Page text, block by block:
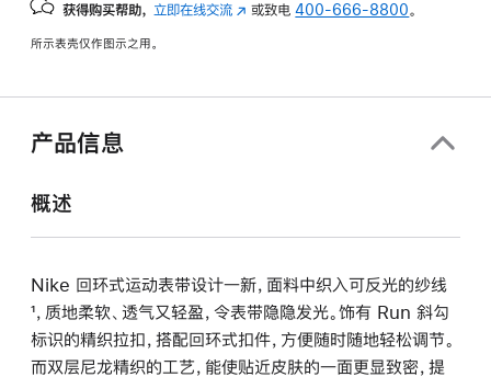
获得购买帮助， 立即在线交流 (在
中
或致电400-666-8800 。
所示表壳仅作图示之用。
产品信息
概述
Nike 回环式运动表带设计一新，面料中织入可反光的纱线
¹，质地柔软、透气又轻盈，令表带隐隐发光。饰有 Run 斜勾
标识的精织拉扣，搭配回环式扣件，方便随时随地轻松调节。
而双层尼龙精织的工艺，能使贴近皮肤的一面更显致密，提